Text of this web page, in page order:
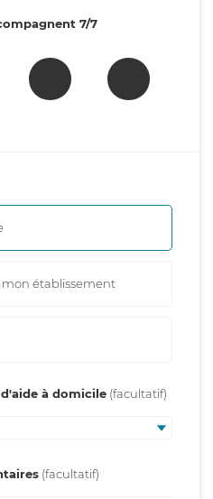
7/7
établissement
à domicile